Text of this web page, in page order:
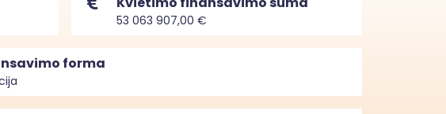
53 063 907,00 €
forma